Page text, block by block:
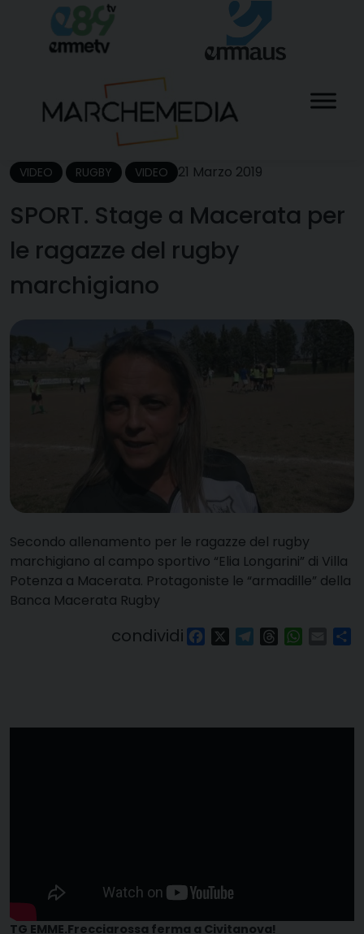
content
VIDEO RUGBY VIDEO 21 Marzo 2019
SPORT. Stage a Macerata per
le ragazze del rugby
marchigiano
Secondo allenamento per le ragazze del rugby
marchigiano al campo sportivo “Elia Longarini” di Villa
Potenza a Macerata. Protagoniste le “armadille” della
Banca Macerata Rugby
condividi FacebookTelegram
Threads Email
TG EMME.Frecciarossa ferma a Civitanova!